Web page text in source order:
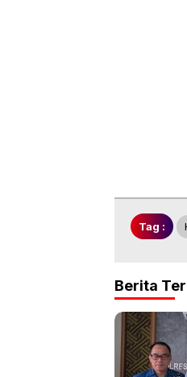
Tag :
Berita